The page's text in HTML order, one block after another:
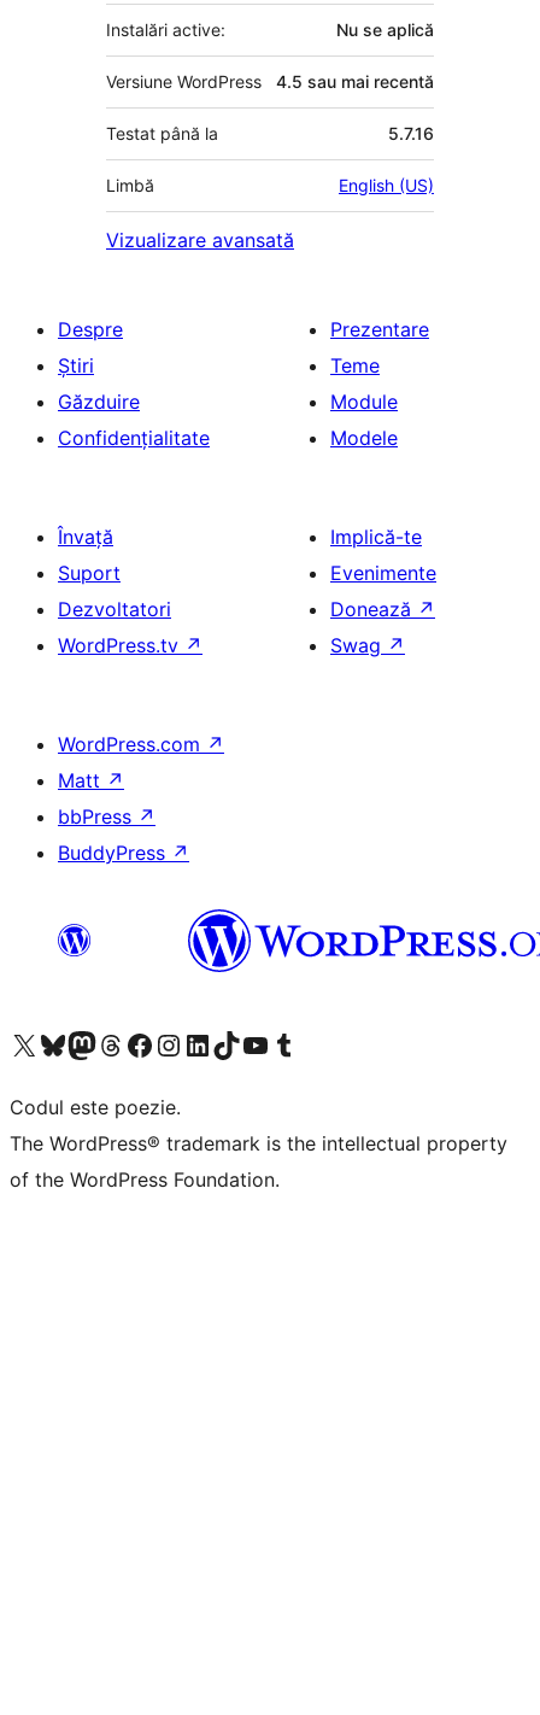
Instalări active: Nu se aplică
Versiune WordPress 4.5 sau mai recentă
Testat până la 5.7.16
Limbă English (US)
Vizualizare avansată
Despre
Știri
Găzduire
Confidențialitate
Prezentare
Teme
Module
Modele
Învață
Suport
Dezvoltatori
WordPress.tv ↗
Implică-te
Evenimente
Donează ↗
Swag ↗
WordPress.com ↗
Matt ↗
bbPress ↗
BuddyPress ↗
Mergi la contul nostru X (fost Twitter)
Vizitează contul nostru Bluesky
Vizitează contul nostru Mastodon
Vizitează contul nostru Threads
Vizitează pagina noastră Facebook
Vizitează-ne pe Instagram
Vizitează-ne pe LinkedIn
Vizitează contul nostru TikTok
Vizitează canalul nostru YouTube
Vizitează contul nostru Tumblr
Codul este poezie.
The WordPress® trademark is the intellectual property
of the WordPress Foundation.